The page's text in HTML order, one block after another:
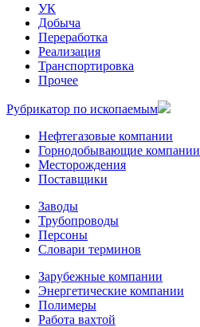
УК
Добыча
Переработка
Реализация
Транспортировка
Прочее
Рубрикатор по ископаемым
Нефтегазовые компании
Горнодобывающие компании
Месторождения
Поставщики
Заводы
Трубопроводы
Персоны
Словари терминов
Зарубежные компании
Энергетические компании
Полимеры
Работа вахтой